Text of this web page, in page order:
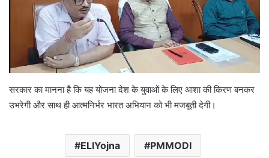
सरकार का मानना है कि यह योजना देश के युवाओं के लिए आशा की किरण बनकर
उभरेगी और साथ ही आत्मनिर्भर भारत अभियान को भी मजबूती देगी।
ELIYojna PMMODI